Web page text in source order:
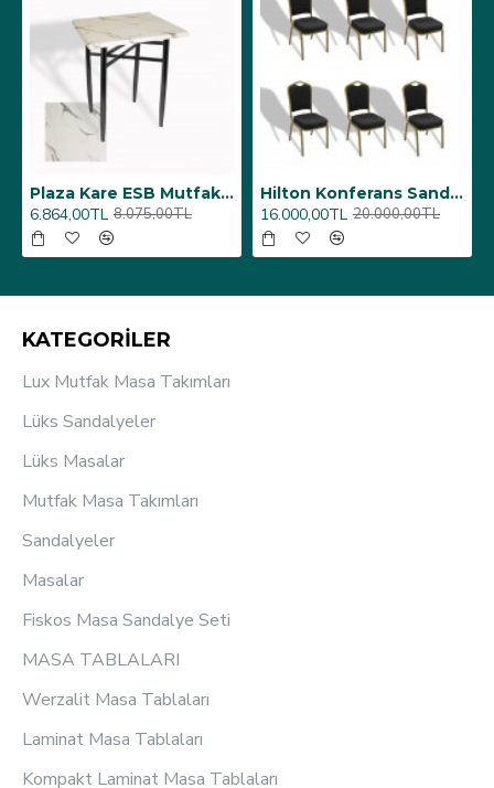
Üst Üste Konan Hilton Konferans Sandalye - (4 Adet)
12.000,00TL 15.000,00TL
Porselen Masa Tablası 80X160
26.350,00TL 31.000,00TL
KATEGORİLER
Lux Mutfak Masa Takımları
Lüks Sandalyeler
Lüks Masalar
Mutfak Masa Takımları
Sandalyeler
Masalar
Fiskos Masa Sandalye Seti
MASA TABLALARI
Werzalit Masa Tablaları
Laminat Masa Tablaları
Kompakt Laminat Masa Tablaları